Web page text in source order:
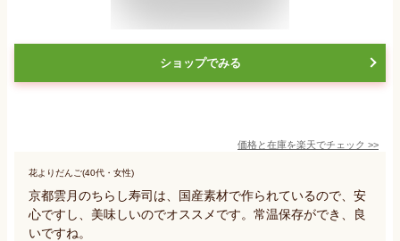
ショップでみる
価格と在庫を楽天でチェック >>
花よりだんご(40代・女性)
京都雲月のちらし寿司は、国産素材で作られているので、安
心ですし、美味しいのでオススメです。常温保存ができ、良
いですね。